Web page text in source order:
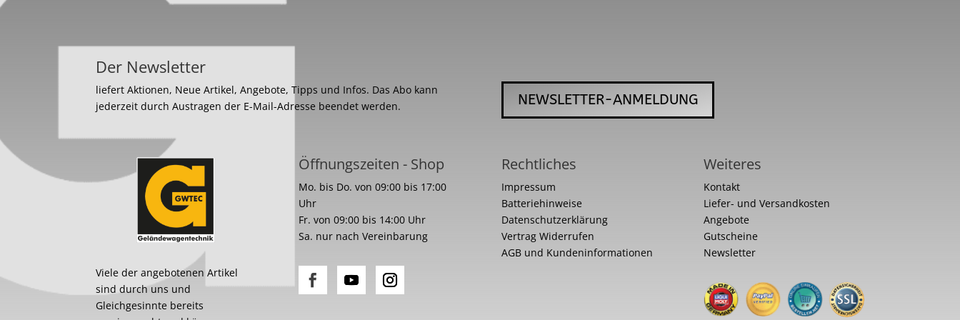
Der Newsletter
liefert Aktionen, Neue Artikel, Angebote, Tipps und Infos. Das Abo kann
jederzeit durch Austragen der E-Mail-Adresse beendet werden.
NEWSLETTER-ANMELDUNG
Viele der angebotenen Artikel
sind durch uns und
Gleichgesinnte bereits
Öffnungszeiten - Shop
Mo. bis Do. von 09:00 bis 17:00
Uhr
Fr. von 09:00 bis 14:00 Uhr
Sa. nur nach Vereinbarung
Rechtliches
Impressum
Batteriehinweise
Datenschutzerklärung
Vertrag Widerrufen
AGB und Kundeninformationen
Weiteres
Kontakt
Liefer- und Versandkosten
Angebote
Gutscheine
Newsletter